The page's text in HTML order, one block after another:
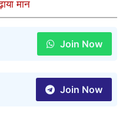
मान
Join Now
Join Now